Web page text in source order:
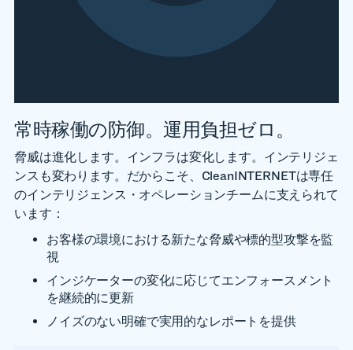
常時稼働の防御。運用負担ゼロ。
脅威は進化します。インフラは変化します。インテリジェ
ンスも変わります。だからこそ、CleanINTERNETは専任
のインテリジェンス・オペレーションチームに支えられて
います：
お客様の環境における新たな脅威や標的型攻撃を監
視
インジケーターの変化に応じてエンフォースメント
を継続的に更新
ノイズのない明確で実用的なレポートを提供